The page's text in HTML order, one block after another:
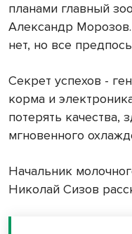
планами главный
Александр
нет, но все
Секрет успехов -
корма и
потерять качества,
мгновенного
Начальник
Николай Сизов